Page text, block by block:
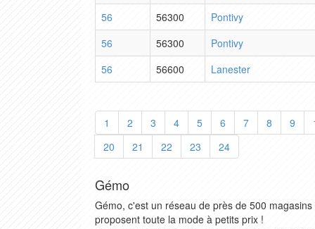
56
56300
Pontivy
56
56300
Pontivy
56
56600 Lanester
1 2 3 4 5 6 7 8 9
20
21 22 23 24
Gémo
Gémo, c'est un réseau de près de 500
proposent toute la mode à petits prix !